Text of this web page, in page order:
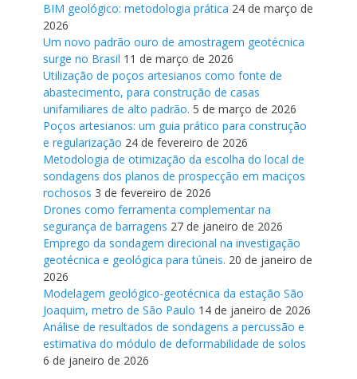
BIM geológico: metodologia prática 24 de março de
2026
Um novo padrão ouro de amostragem geotécnica
surge no Brasil 11 de março de 2026
Utilização de poços artesianos como fonte de
abastecimento, para construção de casas
unifamiliares de alto padrão. 5 de março de 2026
Poços artesianos: um guia prático para construção
e regularização 24 de fevereiro de 2026
Metodologia de otimização da escolha do local de
sondagens dos planos de prospecção em maciços
rochosos 3 de fevereiro de 2026
Drones como ferramenta complementar na
segurança de barragens 27 de janeiro de 2026
Emprego da sondagem direcional na investigação
geotécnica e geológica para túneis. 20 de janeiro de
2026
Modelagem geológico-geotécnica da estação São
Joaquim, metro de São Paulo 14 de janeiro de 2026
Análise de resultados de sondagens a percussão e
estimativa do módulo de deformabilidade de solos
6 de janeiro de 2026